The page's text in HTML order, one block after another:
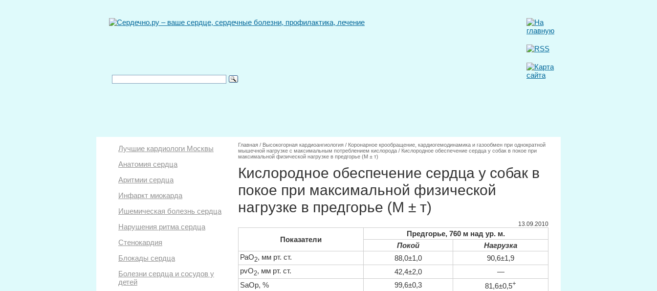
Лучшие кардиологи Москвы
Анатомия сердца
Аритмии сердца
Инфаркт миокарда
Ишемическая болезнь сердца
Нарушения ритма сердца
Стенокардия
Блокады сердца
Болезни сердца и сосудов у
детей
Главная / Высокогорная кардиоангиология / Коронарное крообращение, кардиогемодинамика и газообмен при однократной
мышечной нагрузке с максимальным потреблением кислорода / Кислородное обеспечение сердца у собак в покое при
максимальной физической нагрузке в предгорье (М ± т)
Кислородное обеспечение сердца у собак в
покое при максимальной физической
нагрузке в предгорье (М ± т)
13.09.2010
Показатели
Предгорье, 760 м над ур. м.
Покой
Нагрузка
РаO2, мм рт. ст. 88,0±1,0
90,6±1,9
pvO2, мм рт. ст. 42,4±2,0
—
SaOp, %
99,6±0,3 81,6±0,5+